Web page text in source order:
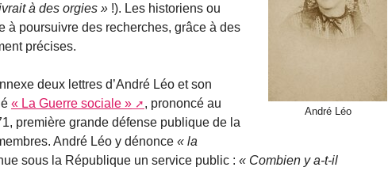
André Léo
à des orgies
!). Les historiens ou
à poursuivre des recherches, grâce à des
précises.
deux lettres d’André Léo et son
« La Guerre sociale »
, prononcé au
première grande défense publique de la
André Léo y dénonce
la
sous la République un service public :
Combien y a-t-il